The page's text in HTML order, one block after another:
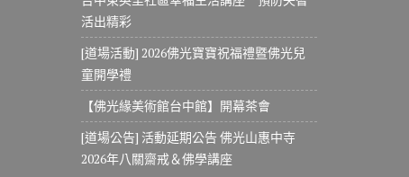
活出精彩
[道場活動] 2026佛光寶寶祝福禮暨佛光兒
童開學禮
【佛光緣美術館台中館】開幕茶會
[道場公告] 活動延期公告 佛光山惠中寺
2026年八關齋戒＆佛學講座